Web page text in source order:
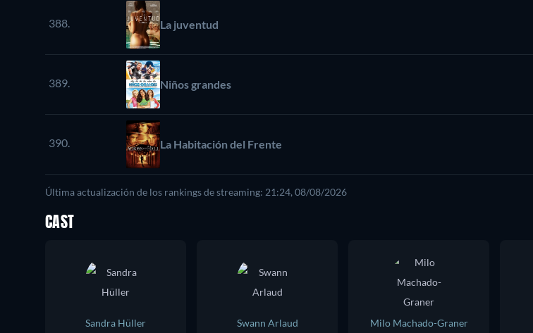
388. La juventud
389. Niños grandes
390. La Habitación del Frente
Última actualización de los rankings de streaming: 21:24, 08/08/2026
CAST
Sandra Hüller
Swann Arlaud
Milo Machado-Graner